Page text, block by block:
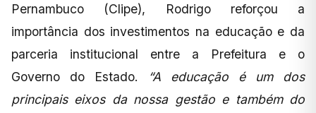
Pernambuco (Clipe), Rodrigo reforçou a
importância dos investimentos na educação e da
parceria institucional entre a Prefeitura e o
Governo do Estado. “A educação é um dos
principais eixos da nossa gestão e também do